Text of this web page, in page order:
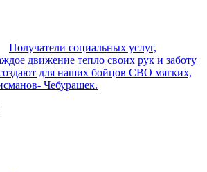
Получатели социальных услуг,
движение тепло своих рук и заботу
для наших бойцов СВО мягких,
Чебурашек.